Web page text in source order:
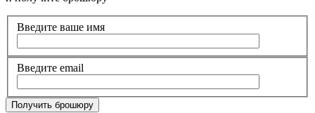
Введите ваше имя
Введите email